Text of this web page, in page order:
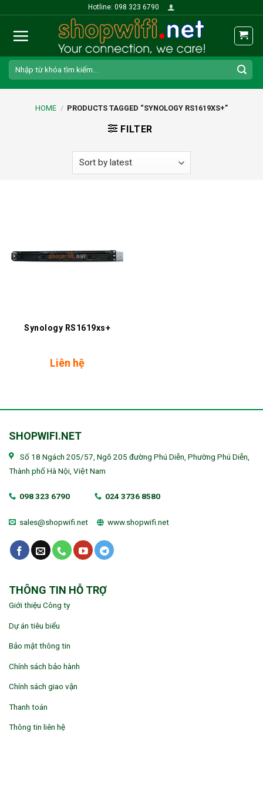
content
Hotline: 098 323 6790
Search
for:
HOME / PRODUCTS TAGGED “SYNOLOGY RS1619XS+”
FILTER
Synology RS1619xs+
Liên hệ
SHOPWIFI.NET
Số 18 Ngách 205/57, Ngõ 205 đường Phú Diễn, Phường Phú Diễn,
Thành phố Hà Nội, Việt Nam
098 323 6790 024 3736 8580
sales@shopwifi.net www.shopwifi.net
THÔNG TIN HỖ TRỢ
Giới thiệu Công ty
Dự án tiêu biểu
Bảo mật thông tin
Chính sách bảo hành
Chính sách giao vận
Thanh toán
Thông tin liên hệ